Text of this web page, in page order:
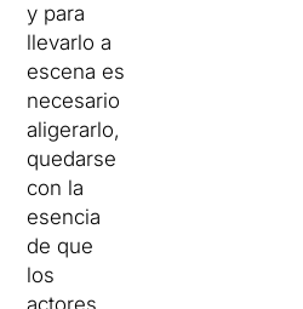
y para
llevarlo a
escena es
necesario
aligerarlo,
quedarse
con la
esencia
de que
los